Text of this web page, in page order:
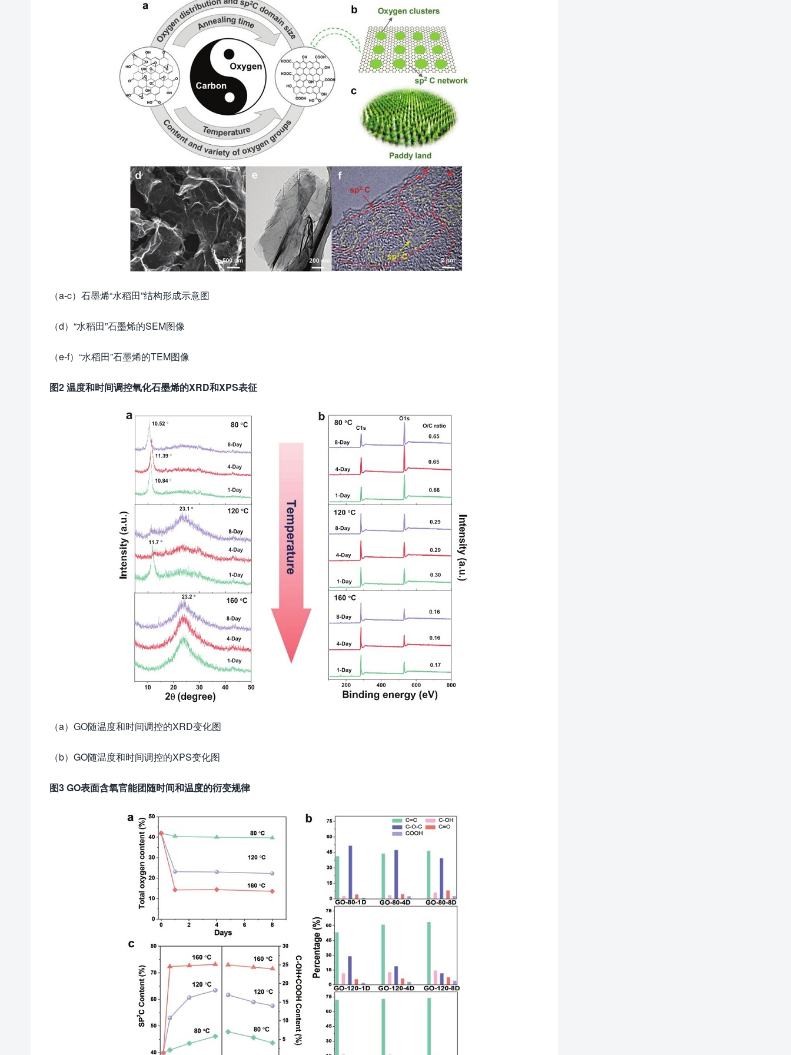
（a-c）石墨烯“水稻田”结构形成示意图
（d）“水稻田”石墨烯的SEM图像
（e-f）“水稻田”石墨烯的TEM图像
图2温度和时间调控氧化石墨烯的XRD和XPS表征
（a）GO随温度和时间调控的XRD变化图
（b）GO随温度和时间调控的XPS变化图
图3 GO表面含氧官能团随时间和温度的衍变规律